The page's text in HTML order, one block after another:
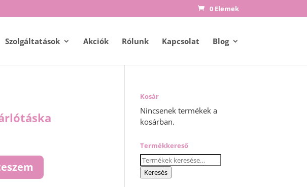
0 Elemek
Szolgáltatások Akciók Rólunk Kapcsolat Blog
Kosár
Nincsenek termékek a
kosárban.
Termékkereső
Keresés
a
következőre:
Keresés